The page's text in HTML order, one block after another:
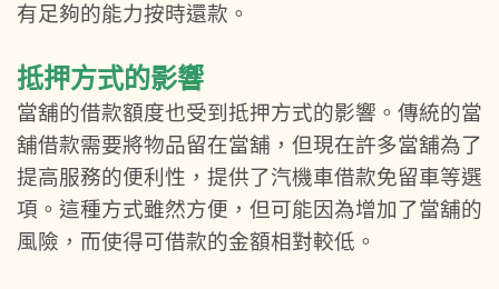
有足夠的能力按時還款。
抵押方式的影響
當舖的借款額度也受到抵押方式的影響。傳統的當
舖借款需要將物品留在當舖，但現在許多當舖為了
提高服務的便利性，提供了汽機車借款免留車等選
項。這種方式雖然方便，但可能因為增加了當舖的
風險，而使得可借款的金額相對較低。